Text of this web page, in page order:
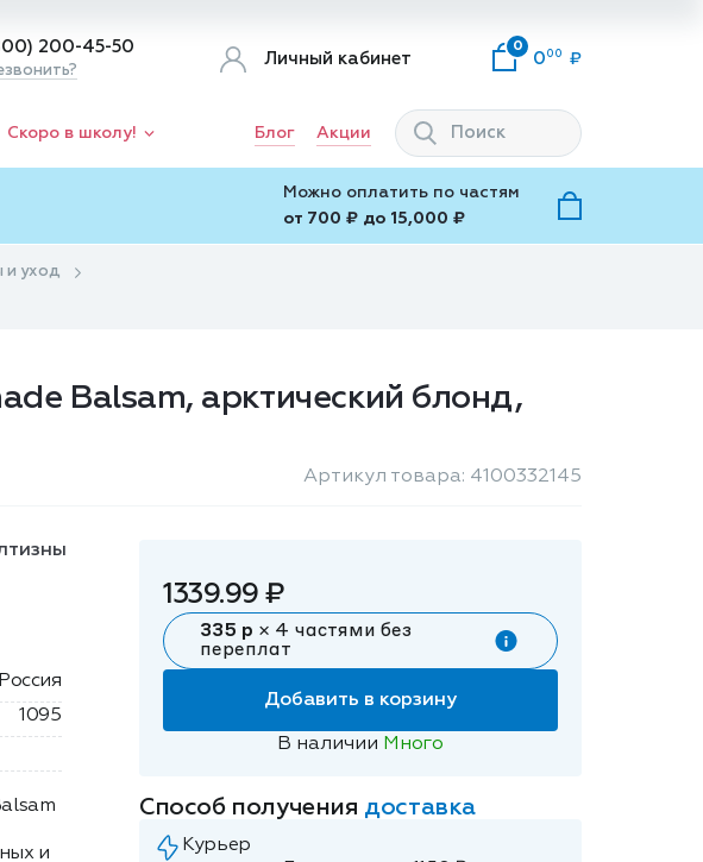
200-45-50
Личный кабинет
0
0 00
Скоро в школу! Блог Акции
Можно оплатить по частям
от 700 ₽ до 15,000 ₽
и уход
Balsam, арктический блонд,
Артикул товара: 4100332145
Россия
1095
и
1339.99 ₽
335 р × 4 частями без
переплат
Добавить в корзину
В наличии Много
Способ получения доставка
Курьер